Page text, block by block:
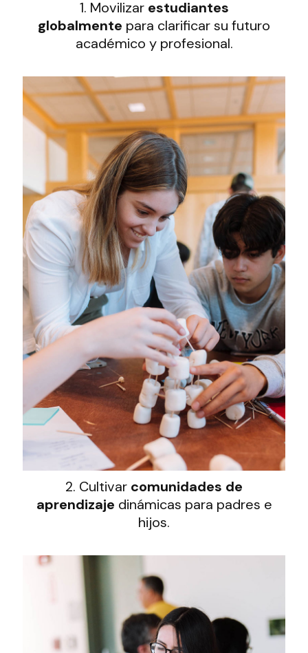
1. Movilizar estudiantes
globalmente para clarificar su futuro
académico y profesional.
2. Cultivar comunidades de
aprendizaje dinámicas para padres e
hijos.